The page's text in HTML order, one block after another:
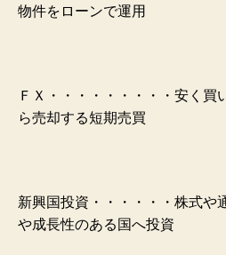
物件をローンで運用
ＦＸ・・・・・・・・・安く買
ら売却する短期売買
新興国投資・・・・・・株式や
や成長性のある国へ投資